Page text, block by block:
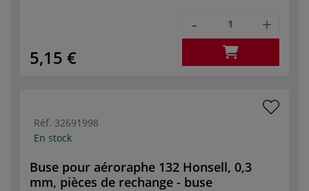
5,15 €
- +
Réf. 32691998
En stock
Buse pour aéroraphe 132 Honsell, 0,3
mm, pièces de rechange - buse